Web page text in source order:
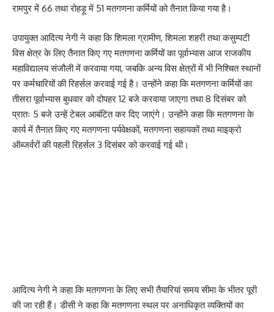
रामपुर में 66 तथा रोहड़ू में 51 मतगणना कर्मियों को तैनात किया गया है।
उपायुक्त आदित्य नेगी ने कहा कि शिमला ग्रामीण, शिमला शहरी तथा कसुम्पटी
विस क्षेत्र के लिए तैनात किए गए मतगणना कर्मियों का पूर्वाभ्यास आज राजकीय
महाविद्यालय संजौली में करवाया गया, जबकि अन्य विस क्षेत्रों में भी निश्चित स्थानों
पर कर्मचारियों की रिहर्सल करवाई गई है। उन्होंने कहा कि मतगणना कर्मियों का
तीसरा पूर्वाभ्यास बुधवार को दोपहर 12 बजे करवाया जाएगा तथा 8 दिसंबर को
प्रातः 5 बजे उन्हें टेबल आबंटित कर दिए जाएंगे। उन्होंने कहा कि मतगणना के
कार्य में तैनात किए गए मतगणना पर्यवेक्षकों, मतगणना सहायकों तथा माइक्रो
ऑब्जर्वरों की पहली रिहर्सल 3 दिसंबर को करवाई गई थी।
आदित्य नेगी ने कहा कि मतगणना के लिए सभी तैयारियां समय सीमा के भीतर पूरी
की जा रही हैं। डीसी ने कहा कि मतगणना स्थल पर अनाधिकृत व्यक्तियों का